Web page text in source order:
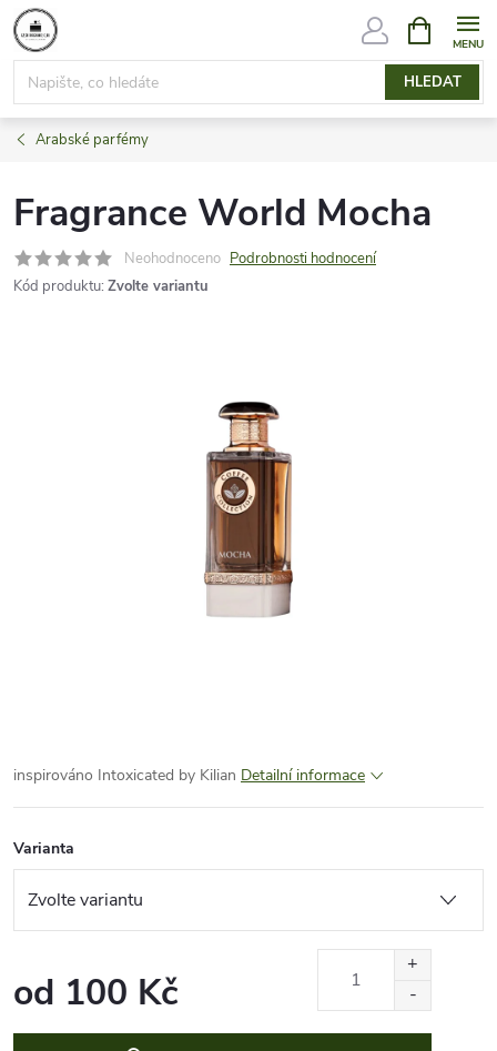
Přejít
na
obsah
HLEDAT
NÁKUPNÍ
KOŠÍK
Arabské parfémy
Fragrance World Mocha
Neohodnoceno Podrobnosti hodnocení
Kód produktu: Zvolte variantu
inspirováno Intoxicated by Kilian Detailní informace
Varianta
od 100 Kč